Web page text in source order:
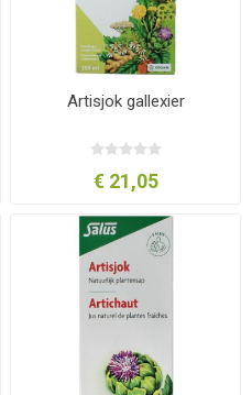
Artisjok gallexier
€ 21,05